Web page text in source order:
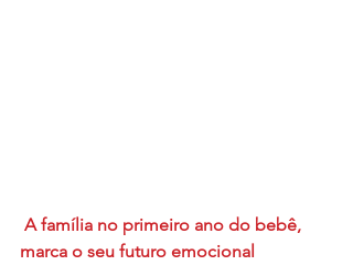
A família no primeiro ano do bebê,
marca o seu futuro emocional